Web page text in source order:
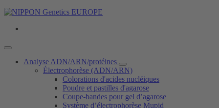
Analyse ADN/ARN/protéines
Électrophorèse (ADN/ARN)
Colorations d'acides nucléiques
Poudre et pastilles d'agarose
Coupe-bandes pour gel d’agarose
Système d’électrophorèse Mupid